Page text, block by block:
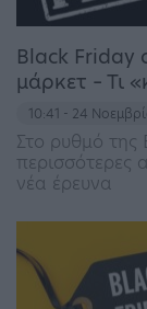
Black Friday
μάρκετ – Τι
10:41 - 24
Στο ρυθμό της
περισσότερες
νέα έρευνα